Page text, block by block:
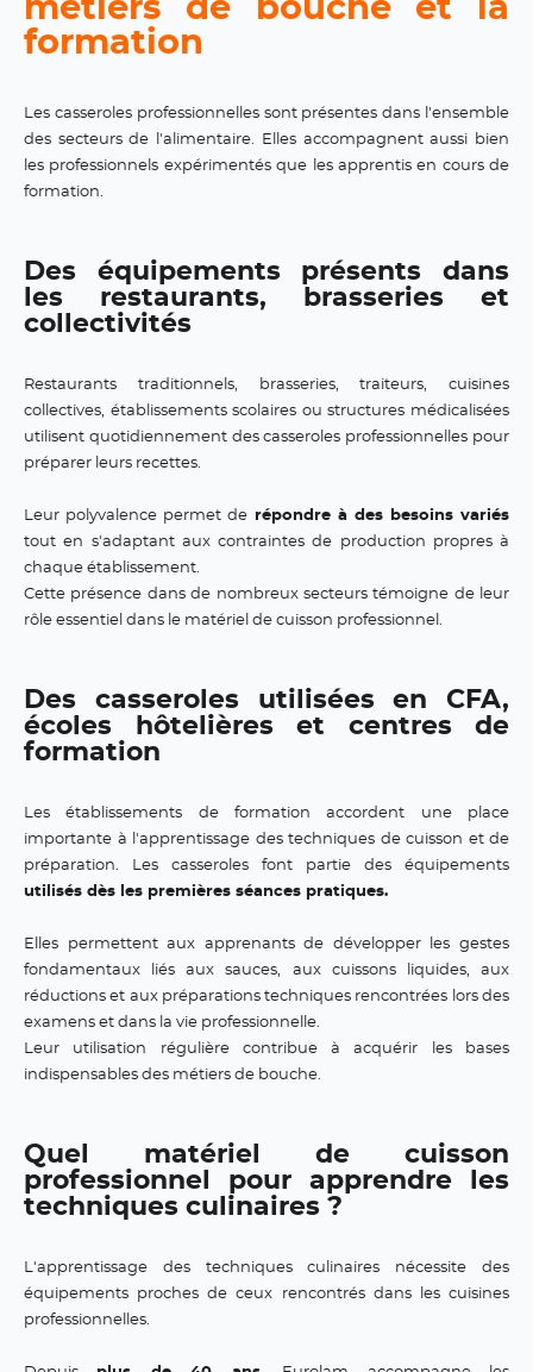
métiers de bouche et la
formation
Les casseroles professionnelles sont présentes dans l'ensemble
des secteurs de l'alimentaire. Elles accompagnent aussi bien
les professionnels expérimentés que les apprentis en cours de
formation.
Des équipements présents dans
les restaurants, brasseries et
collectivités
Restaurants traditionnels, brasseries, traiteurs, cuisines
collectives, établissements scolaires ou structures médicalisées
utilisent quotidiennement des casseroles professionnelles pour
préparer leurs recettes.
Leur polyvalence permet de répondre à des besoins variés
tout en s'adaptant aux contraintes de production propres à
chaque établissement.
Cette présence dans de nombreux secteurs témoigne de leur
rôle essentiel dans le matériel de cuisson professionnel.
Des casseroles utilisées en CFA,
écoles hôtelières et centres de
formation
Les établissements de formation accordent une place
importante à l'apprentissage des techniques de cuisson et de
préparation. Les casseroles font partie des équipements
utilisés dès les premières séances pratiques.
Elles permettent aux apprenants de développer les gestes
fondamentaux liés aux sauces, aux cuissons liquides, aux
réductions et aux préparations techniques rencontrées lors des
examens et dans la vie professionnelle.
Leur utilisation régulière contribue à acquérir les bases
indispensables des métiers de bouche.
Quel matériel de cuisson
professionnel pour apprendre les
techniques culinaires ?
L'apprentissage des techniques culinaires nécessite des
équipements proches de ceux rencontrés dans les cuisines
professionnelles.